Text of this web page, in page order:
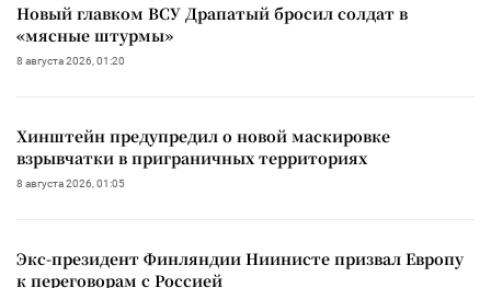
Новый главком ВСУ Драпатый бросил солдат в
«мясные штурмы»
8 августа 2026, 01:20
Хинштейн предупредил о новой маскировке
взрывчатки в приграничных территориях
8 августа 2026, 01:05
Экс-президент Финляндии Ниинисте призвал Европу
к переговорам с Россией